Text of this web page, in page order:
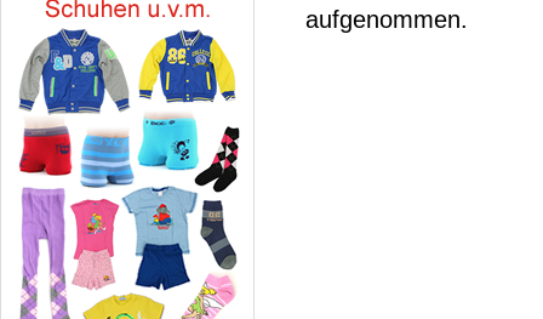
aufgenommen.